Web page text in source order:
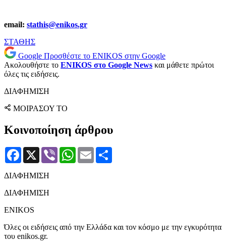
email: stathis@enikos.gr
ΣΤΑΘΗΣ
Google Προσθέστε το ENIKOS στην Google
Ακολουθήστε το ENIKOS στο Google News και μάθετε πρώτοι
όλες τις ειδήσεις.
ΔΙΑΦΗΜΙΣΗ
ΜΟΙΡΑΣΟΥ ΤΟ
Κοινοποίηση άρθρου
Facebook
X Viber WhatsApp
Email
ΔΙΑΦΗΜΙΣΗ
ΔΙΑΦΗΜΙΣΗ
ENIKOS
Όλες οι ειδήσεις από την Ελλάδα και τον κόσμο με την εγκυρότητα
του enikos.gr.